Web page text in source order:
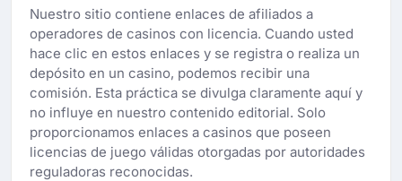
Nuestro sitio contiene enlaces de afiliados a
operadores de casinos con licencia. Cuando usted
hace clic en estos enlaces y se registra o realiza un
depósito en un casino, podemos recibir una
comisión. Esta práctica se divulga claramente aquí y
no influye en nuestro contenido editorial. Solo
proporcionamos enlaces a casinos que poseen
licencias de juego válidas otorgadas por autoridades
reguladoras reconocidas.